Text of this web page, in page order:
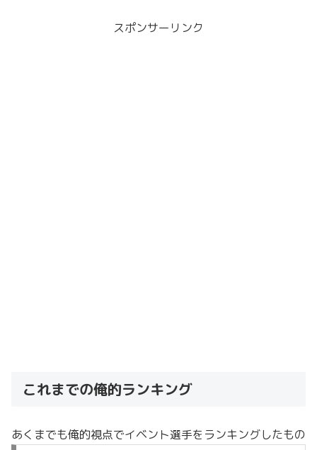
スポンサーリンク
これまでの俺的ランキング
あくまでも俺的視点でイベント選手をランキングしたもの